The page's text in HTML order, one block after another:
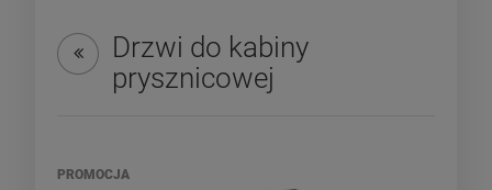
Drzwi do kabiny
prysznicowej
PROMOCJA